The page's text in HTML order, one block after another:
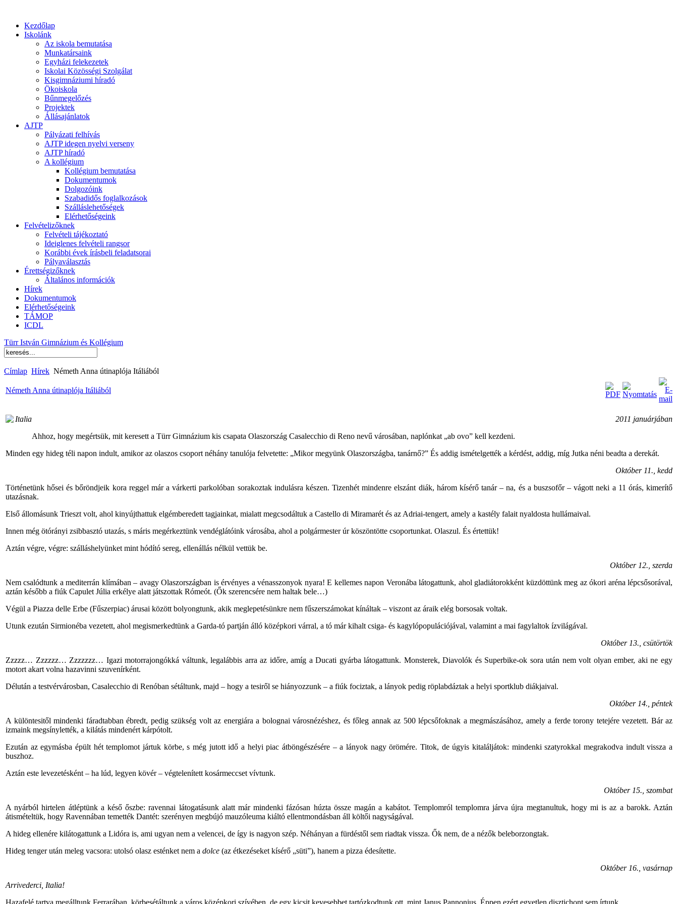
Kezdőlap
Iskolánk
Az iskola bemutatása
Munkatársaink
Egyházi felekezetek
Iskolai Közösségi Szolgálat
Kisgimnáziumi híradó
Ökoiskola
Bűnmegelőzés
Projektek
Állásajánlatok
AJTP
Pályázati felhívás
AJTP idegen nyelvi verseny
AJTP híradó
A kollégium
Kollégium bemutatása
Dokumentumok
Dolgozóink
Szabadidős foglalkozások
Szálláslehetőségek
Elérhetőségeink
Felvételizőknek
Felvételi tájékoztató
Ideiglenes felvételi rangsor
Korábbi évek írásbeli feladatsorai
Pályaválasztás
Érettségizőknek
Általános információk
Hírek
Dokumentumok
Elérhetőségeink
TÁMOP
ICDL
Türr István Gimnázium és Kollégium
Címlap Hírek Németh Anna útinaplója Itáliából
Németh Anna útinaplója Itáliából
2011 januárjában
Ahhoz, hogy megértsük, mit keresett a Türr Gimnázium kis csapata Olaszország Casalecchio di Reno nevű városában, naplónkat „ab ovo” kell kezdeni.
Minden egy hideg téli napon indult, amikor az olaszos csoport néhány tanulója felvetette: „Mikor megyünk Olaszországba, tanárnő?” És addig ismételgették a kérdést, addig, míg Jutka néni beadta a derekát.
Október 11., kedd
Történetünk hősei és bőröndjeik kora reggel már a várkerti parkolóban sorakoztak indulásra készen. Tizenhét mindenre elszánt diák, három kísérő tanár – na, és a buszsofőr – vágott neki a 11 órás, kimerítő
utazásnak.
Első állomásunk Trieszt volt, ahol kinyújthattuk elgémberedett tagjainkat, mialatt megcsodáltuk a Castello di Miramarét és az Adriai-tengert, amely a kastély falait nyaldosta hullámaival.
Innen még ötórányi zsibbasztó utazás, s máris megérkeztünk vendéglátóink városába, ahol a polgármester úr köszöntötte csoportunkat. Olaszul. És értettük!
Aztán végre, végre: szálláshelyünket mint hódító sereg, ellenállás nélkül vettük be.
Október 12., szerda
Nem csalódtunk a mediterrán klímában – avagy Olaszországban is érvényes a vénasszonyok nyara! E kellemes napon Veronába látogattunk, ahol gladiátorokként küzdöttünk meg az ókori aréna lépcsősorával,
aztán később a fiúk Capulet Júlia erkélye alatt játszottak Rómeót. (Ők szerencsére nem haltak bele…)
Végül a Piazza delle Erbe (Fűszerpiac) árusai között bolyongtunk, akik meglepetésünkre nem fűszerszámokat kínáltak – viszont az áraik elég borsosak voltak.
Utunk ezután Sirmionéba vezetett, ahol megismerkedtünk a Garda-tó partján álló középkori várral, a tó már kihalt csiga- és kagylópopulációjával, valamint a mai fagylaltok ízvilágával.
Október 13., csütörtök
Zzzzz… Zzzzzz… Zzzzzzz… Igazi motorrajongókká váltunk, legalábbis arra az időre, amíg a Ducati gyárba látogattunk. Monsterek, Diavolók és Superbike-ok sora után nem volt olyan ember, aki ne egy
motort akart volna hazavinni szuvenírként.
Délután a testvérvárosban, Casalecchio di Renóban sétáltunk, majd – hogy a tesiről se hiányozzunk – a fiúk fociztak, a lányok pedig röplabdáztak a helyi sportklub diákjaival.
Október 14., péntek
A különtesitől mindenki fáradtabban ébredt, pedig szükség volt az energiára a bolognai városnézéshez, és főleg annak az 500 lépcsőfoknak a megmászásához, amely a ferde torony tetejére vezetett. Bár az
izmaink megsínylették, a kilátás mindenért kárpótolt.
Ezután az egymásba épült hét templomot jártuk körbe, s még jutott idő a helyi piac átböngészésére – a lányok nagy örömére. Titok, de úgyis kitaláljátok: mindenki szatyrokkal megrakodva indult vissza a
buszhoz.
Aztán este levezetésként – ha lúd, legyen kövér – végtelenített kosármeccset vívtunk.
Október 15., szombat
A nyárból hirtelen átléptünk a késő őszbe: ravennai látogatásunk alatt már mindenki fázósan húzta össze magán a kabátot. Templomról templomra járva újra megtanultuk, hogy mi is az a barokk. Aztán
átismételtük, hogy Ravennában temették Dantét: szerényen megbújó mauzóleuma kiáltó ellentmondásban áll költői nagyságával.
A hideg ellenére kilátogattunk a Lidóra is, ami ugyan nem a velencei, de így is nagyon szép. Néhányan a fürdéstől sem riadtak vissza. Ők nem, de a nézők beleborzongtak.
Hideg tenger után meleg vacsora: utolsó olasz esténket nem a dolce (az étkezéseket kísérő „süti”), hanem a pizza édesítette.
Október 16., vasárnap
Arrivederci, Italia!
Hazafelé tartva megálltunk Ferrarában, körbesétáltunk a város középkori szívében, de egy kicsit kevesebbet tartózkodtunk ott, mint Janus Pannonius. Éppen ezért egyetlen disztichont sem írtunk…